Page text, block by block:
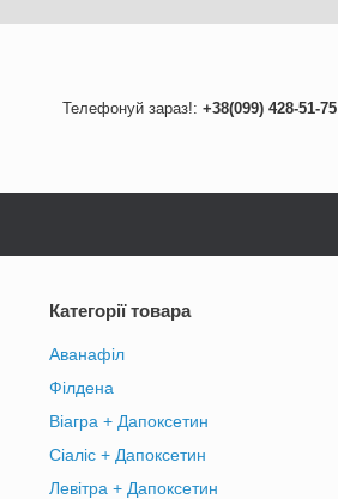
Телефонуй зараз!: +38(099) 428-51-75
Категорії товара
Аванафіл
Філдена
Віагра + Дапоксетин
Сіаліс + Дапоксетин
Левітра + Дапоксетин